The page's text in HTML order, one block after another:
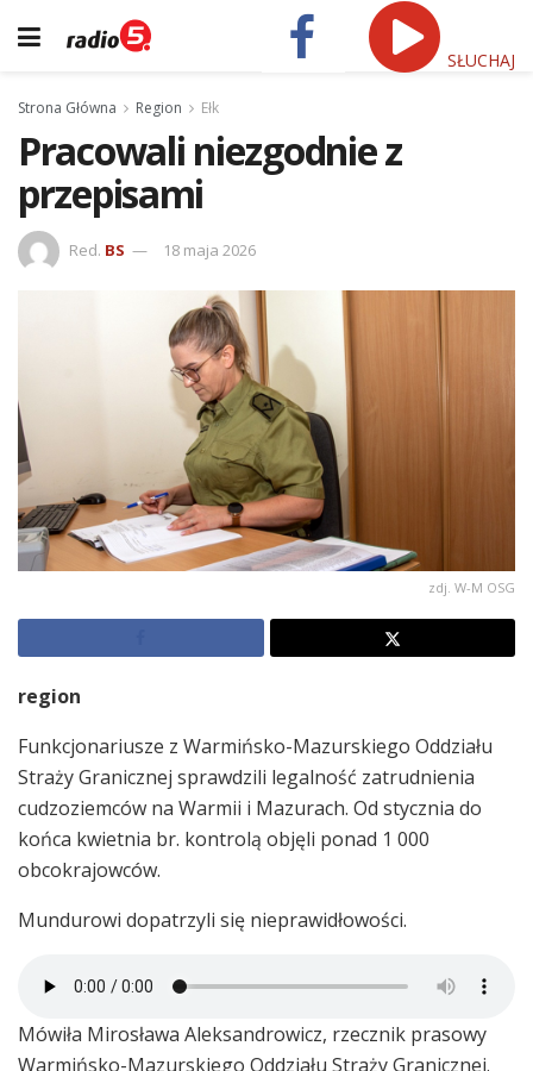
SŁUCHAJ
Strona Główna Region Ełk
Pracowali niezgodnie z
przepisami
Red. BS 18 maja 2026
zdj. W-M OSG
region
Funkcjonariusze z Warmińsko-Mazurskiego Oddziału
Straży Granicznej sprawdzili legalność zatrudnienia
cudzoziemców na Warmii i Mazurach. Od stycznia do
końca kwietnia br. kontrolą objęli ponad 1 000
obcokrajowców.
Mundurowi dopatrzyli się nieprawidłowości.
Mówiła Mirosława Aleksandrowicz, rzecznik prasowy
Warmińsko-Mazurskiego Oddziału Straży Granicznej.